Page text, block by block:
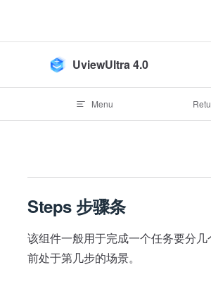
UviewUltra 4.0
Menu
Steps 步骤条
该组件一般用于完成一个任务要分几
前处于第几步的场景。